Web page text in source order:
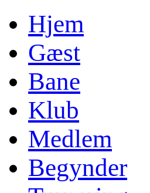
Hjem
Gæst
Bane
Klub
Medlem
Begynder